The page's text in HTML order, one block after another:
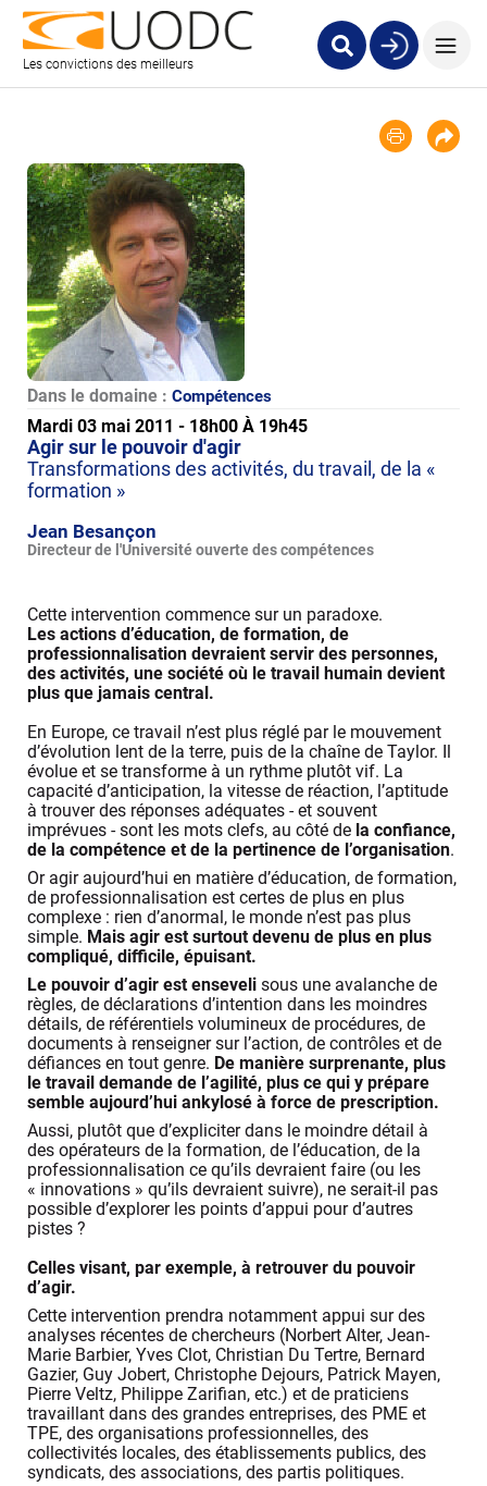
Les convictions des meilleurs
Dans le domaine : Compétences
Mardi 03 mai 2011 - 18h00 À 19h45
Agir sur le pouvoir d'agir
Transformations des activités, du travail, de la «
formation »
Jean Besançon
Directeur de l'Université ouverte des compétences
Cette intervention commence sur un paradoxe.
Les actions d’éducation, de formation, de
professionnalisation devraient servir des personnes,
des activités, une société où le travail humain devient
plus que jamais central.
En Europe, ce travail n’est plus réglé par le mouvement
d’évolution lent de la terre, puis de la chaîne de Taylor. Il
évolue et se transforme à un rythme plutôt vif. La
capacité d’anticipation, la vitesse de réaction, l’aptitude
à trouver des réponses adéquates - et souvent
imprévues - sont les mots clefs, au côté de la confiance,
de la compétence et de la pertinence de l’organisation.
Or agir aujourd’hui en matière d’éducation, de formation,
de professionnalisation est certes de plus en plus
complexe : rien d’anormal, le monde n’est pas plus
simple. Mais agir est surtout devenu de plus en plus
compliqué, difficile, épuisant.
Le pouvoir d’agir est ensevelisous une avalanche de
règles, de déclarations d’intention dans les moindres
détails, de référentiels volumineux de procédures, de
documents à renseigner sur l’action, de contrôles et de
défiances en tout genre. De manière surprenante, plus
le travail demande de l’agilité, plus ce qui y prépare
semble aujourd’hui ankylosé à force de prescription.
Aussi, plutôt que d’expliciter dans le moindre détail à
des opérateurs de la formation, de l’éducation, de la
professionnalisation ce qu’ils devraient faire (ou les
« innovations » qu’ils devraient suivre), ne serait-il pas
possible d’explorer les points d’appui pour d’autres
pistes ?
Celles visant, par exemple, à retrouver du pouvoir
d’agir.
Cette intervention prendra notamment appui sur des
analyses récentes de chercheurs (Norbert Alter, Jean-
Marie Barbier, Yves Clot, Christian Du Tertre, Bernard
Gazier, Guy Jobert, Christophe Dejours, Patrick Mayen,
Pierre Veltz, Philippe Zarifian, etc.) et de praticiens
travaillant dans des grandes entreprises, des PME et
TPE, des organisations professionnelles, des
collectivités locales, des établissements publics, des
syndicats, des associations, des partis politiques.